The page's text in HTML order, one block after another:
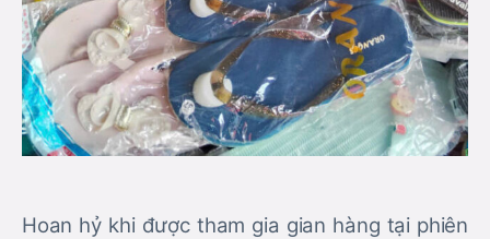
Hoan hỷ khi được tham gia gian hàng tại phiên